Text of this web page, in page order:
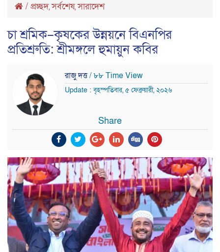
/ প্রচ্ছদ,সর্বশেষ,সারাদেশ
চা শ্রমিক–কৃষকের উন্নয়নে বিএনপির
প্রতিশ্রুতি: শ্রীমঙ্গলে হুমায়ুন কবির
রাজু দত্ত/ ৮৮ Time View
Update : বৃহস্পতিবার, ৫ ফেব্রুয়ারী, ২০২৬
Share